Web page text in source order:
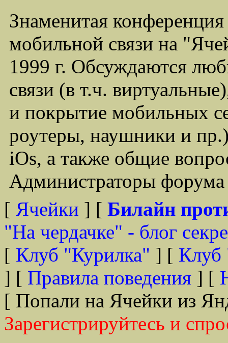
Знаменитая
мобильной связи на
1999 г. Обсуждаются
связи (в т.ч.
и покрытие мобильных
роутеры, наушники и
iOs, а также общие
Администраторы
[ Ячейки ] [ Билайн
"На чердачке" - блог
[ Клуб "Курилка" ] [ Клуб
] [ Правила поведения ] [
[ Попали на Ячейки из
Зарегистрируйтесь и